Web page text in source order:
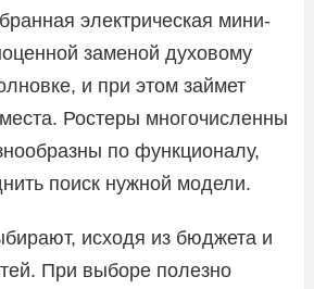
электрическая мини-
заменой духовому
и при этом займет
Ростеры многочисленны
по функционалу,
поиск нужной модели.
исходя из бюджета и
При выборе полезно